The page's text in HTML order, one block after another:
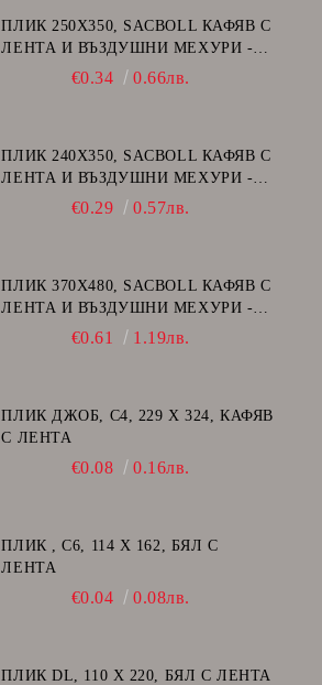
ПЛИК 250Х350, SACBOLL КАФЯВ С
ЛЕНТА И ВЪЗДУШНИ МЕХУРИ -
€0.34 0.66лв.
ПЛИК 240Х350, SACBOLL КАФЯВ С
ЛЕНТА И ВЪЗДУШНИ МЕХУРИ -
€0.29 0.57лв.
ПЛИК 370Х480, SACBOLL КАФЯВ С
ЛЕНТА И ВЪЗДУШНИ МЕХУРИ -
€0.61 1.19лв.
ПЛИК ДЖОБ, C4, 229 Х 324, КАФЯВ
С ЛЕНТА
€0.08 0.16лв.
ПЛИК , C6, 114 Х 162, БЯЛ С
ЛЕНТА
€0.04 0.08лв.
ПЛИК DL, 110 Х 220, БЯЛ С ЛЕНТА